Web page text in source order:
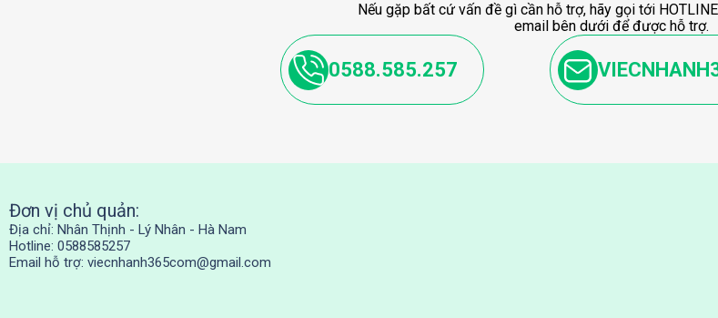
Nếu gặp bất cứ vấn đề gì cần hỗ trợ, hãy gọi tới
email bên dưới để được hỗ trợ.
0588.585.257
Đơn vị chủ quản:
Địa chỉ: Nhân Thịnh - Lý Nhân - Hà Nam
Hotline: 0588585257
Email hỗ trợ: viecnhanh365com@gmail.com